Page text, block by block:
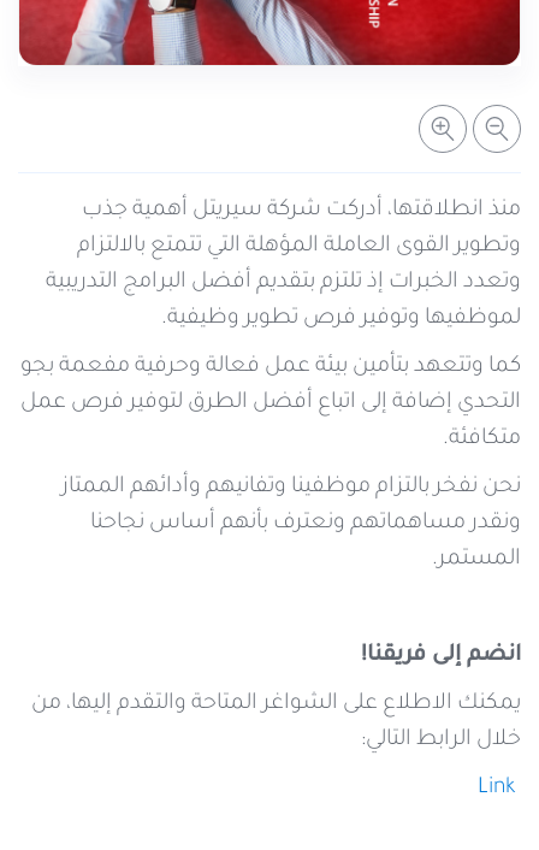
خدمات التعبئة والرصيد
عرض المزيد
تفاصيل الخدمة
مراكز الخدمة المعتمدة
أماكن استخدام سيريتل كاش
عن سيريتل
اتصل بنا
شبكة التوزيع
الإجراءات
منذ انطلاقتها، أدركت شركة سيريتل أهمية جذب
وتطوير القوى العاملة المؤهلة التي تتمتع بالالتزام
وتعدد الخبرات إذ تلتزم بتقديم أفضل البرامج التدريبية
لموظفيها وتوفير فرص تطوير وظيفية.
كما وتتعهد بتأمين بيئة عمل فعالة وحرفية مفعمة بجو
التحدي إضافة إلى اتباع أفضل الطرق لتوفير فرص عمل
متكافئة.
نحن نفخر بالتزام موظفينا وتفانيهم وأدائهم الممتاز
ونقدر مساهماتهم ونعترف بأنهم أساس نجاحنا
المستمر.
انضم إلى فريقنا!
يمكنك الاطلاع على الشواغر المتاحة والتقدم إليها، من
خلال الرابط التالي:
Link